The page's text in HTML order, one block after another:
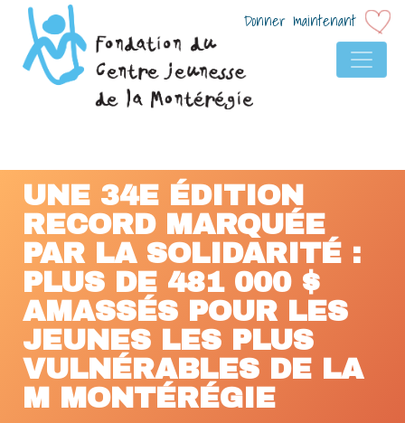
NAVIGATION
Donner maintenant
UNE 34E ÉDITION
RECORD MARQUÉE
PAR LA SOLIDARITÉ :
PLUS DE 481 000 $
AMASSÉS POUR LES
JEUNES LES PLUS
VULNÉRABLES DE LA
M MONTÉRÉGIE